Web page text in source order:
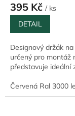
395 Kč / ks
DETAIL
Designový držák
určený pro montáž
představuje ideální
Červená Ral 3000